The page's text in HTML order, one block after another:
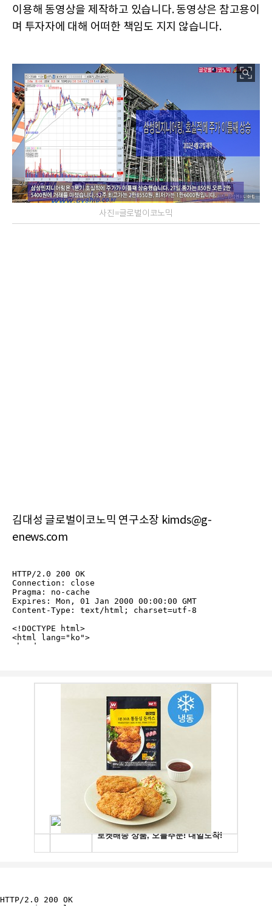
이용해 동영상을 제작하고 있습니다. 동영상은 참고용이
며 투자자에 대해 어떠한 책임도 지지 않습니다.
사진=글로벌이코노믹
김대성 글로벌이코노믹 연구소장 kimds@g-
enews.com